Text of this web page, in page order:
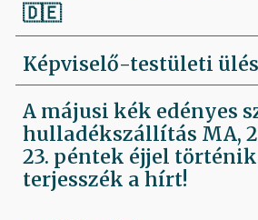
🇩🇪
Képviselő-testületi ülés
A májusi kék edényes
hulladékszállítás MA,
23. péntek éjjel
terjesszék a hírt!